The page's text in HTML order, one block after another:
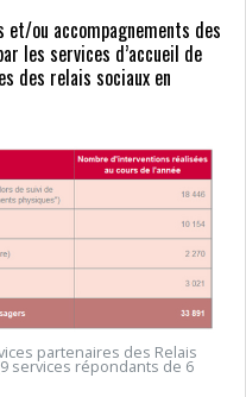
ou accompagnements des
les services d’accueil de
des relais sociaux en
partenaires des Relais
services répondants de 6